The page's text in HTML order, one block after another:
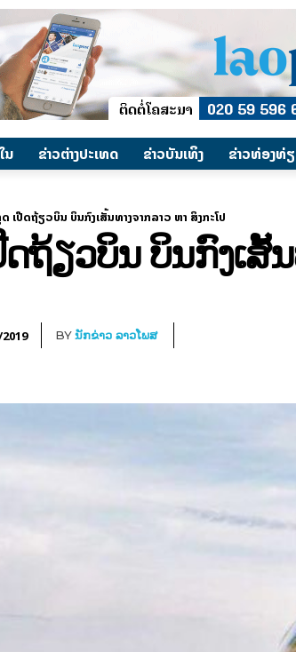
ນ ຂ່າວຕ່າງປະເທດ ​ຂ່າວບັນເທິງ ຂ່າວທ່ອງທ່
ເປີດຖ້ຽວບິນ ບິນກົງເສັ້ນທາງຈາກລາວ ຫາ ສິງກະໂປ
ຖ້ຽວບິນ ບິນກົງເສັ້
BYນັກຂ່າວ ລາວໂພສ